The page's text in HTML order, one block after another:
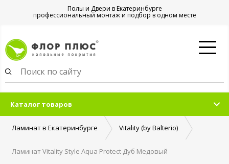
Полы и Двери в Екатеринбурге
профессиональный монтаж и подбор в одном месте
Каталог товаров
Ламинат в Екатеринбурге Vitality (by Balterio)
Ламинат Vitality Style Aqua Protect Дуб Медовый